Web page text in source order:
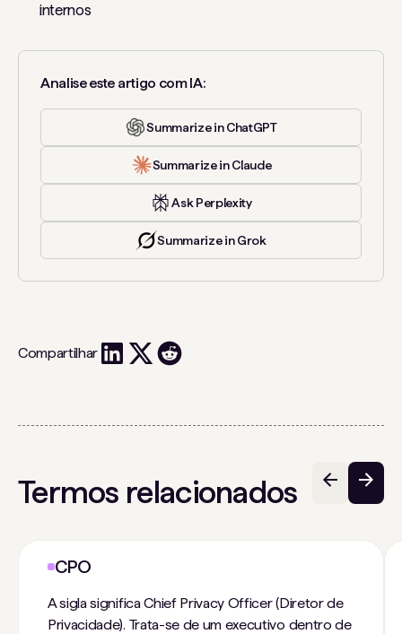
internos
Analise este artigo com IA:
Summarize in ChatGPT
Summarize in Claude
Ask Perplexity
Summarize in Grok
Compartilhar
Termos relacionados
CPO
A sigla significa Chief Privacy Officer (Diretor de
Privacidade). Trata-se de um executivo dentro de